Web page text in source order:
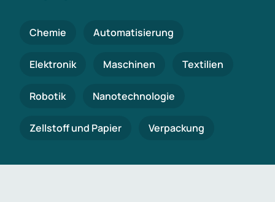
Chemie Automatisierung
Elektronik Maschinen Textilien
Robotik Nanotechnologie
Zellstoff und Papier Verpackung